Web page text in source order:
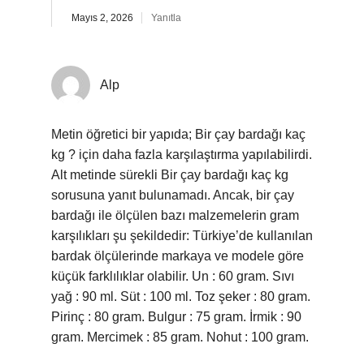
Mayıs 2, 2026 Yanıtla
Alp
Metin öğretici bir yapıda; Bir çay bardağı kaç
kg ? için daha fazla karşılaştırma yapılabilirdi.
Alt metinde sürekli Bir çay bardağı kaç kg
sorusuna yanıt bulunamadı. Ancak, bir çay
bardağı ile ölçülen bazı malzemelerin gram
karşılıkları şu şekildedir: Türkiye’de kullanılan
bardak ölçülerinde markaya ve modele göre
küçük farklılıklar olabilir. Un : 60 gram. Sıvı
yağ : 90 ml. Süt : 100 ml. Toz şeker : 80 gram.
Pirinç : 80 gram. Bulgur : 75 gram. İrmik : 90
gram. Mercimek : 85 gram. Nohut : 100 gram.